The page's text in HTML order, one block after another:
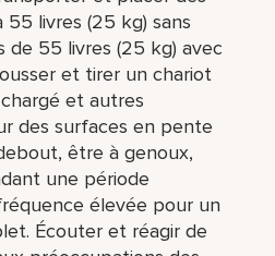
55 livres (25 kg) sans
de 55 livres (25 kg) avec
et tirer un chariot
et autres
des surfaces en pente
être à genoux,
une période
élevée pour un
Écouter et réagir de